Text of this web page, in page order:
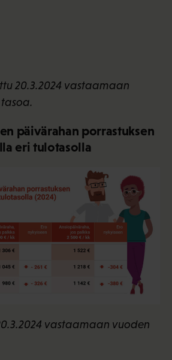
20.3.2024 vastaamaan
päivärahan porrastuksen
eri tulotasolla
vastaamaan vuoden